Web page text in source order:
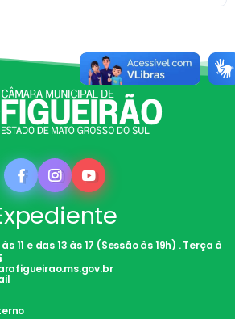
11 e das 13 às 17 (Sessão às 19h) . Terça à